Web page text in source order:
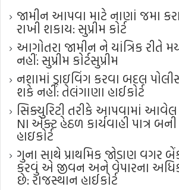
જામીન આપવા માટે નાણાં જમા
રાખી શકાય: સુપ્રીમ કોર્ટ
આગોતરા જામીન ને યાંત્રિક રીતે
નહીં: સુપ્રીમ કોર્ટ​સુપ્રીમ
નશામાં ડ્રાઇવિંગ કરવા બદલ
શકે નહીં: તેલંગાણા હાઈકોર્ટ
સિક્યુરિટી તરીકે આપવામાં
NI એક્ટ હેઠળ કાર્યવાહી પાત્ર
હાઇકોર્ટ
ગુના સાથે પ્રાથમિક જોડાણ વગર
કરવું એ જીવન અને વેપારના
છે: રાજસ્થાન હાઈકોર્ટ